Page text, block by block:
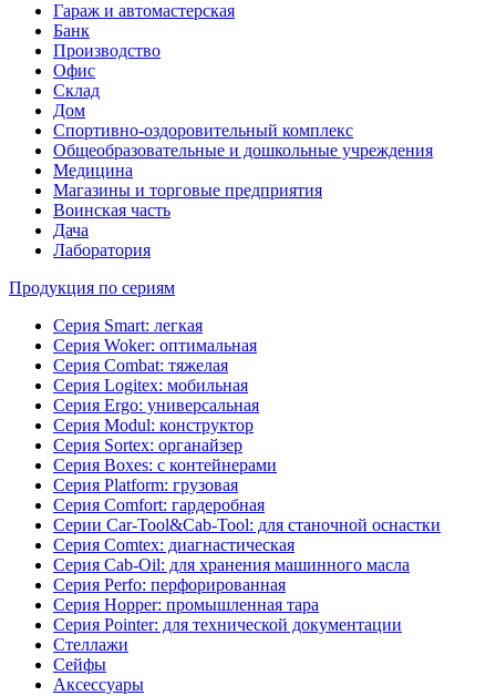
Гараж и автомастерская
Банк
Производство
Офис
Склад
Дом
Спортивно-оздоровительный комплекс
Общеобразовательные и дошкольные учреждения
Медицина
Магазины и торговые предприятия
Воинская часть
Дача
Лаборатория
Продукция по сериям
Серия Smart: легкая
Серия Woker: оптимальная
Серия Combat: тяжелая
Серия Logitex: мобильная
Серия Ergo: универсальная
Серия Modul: конструктор
Серия Sortex: органайзер
Серия Boxes: с контейнерами
Серия Platform: грузовая
Серия Comfort: гардеробная
Серии Car-Tool&Cab-Tool: для станочной оснастки
Серия Comtex: диагнастическая
Серия Cab-Oil: для хранения машинного масла
Серия Perfo: перфорированная
Серия Hopper: промышленная тара
Серия Pointer: для технической документации
Стеллажи
Сейфы
Аксессуары